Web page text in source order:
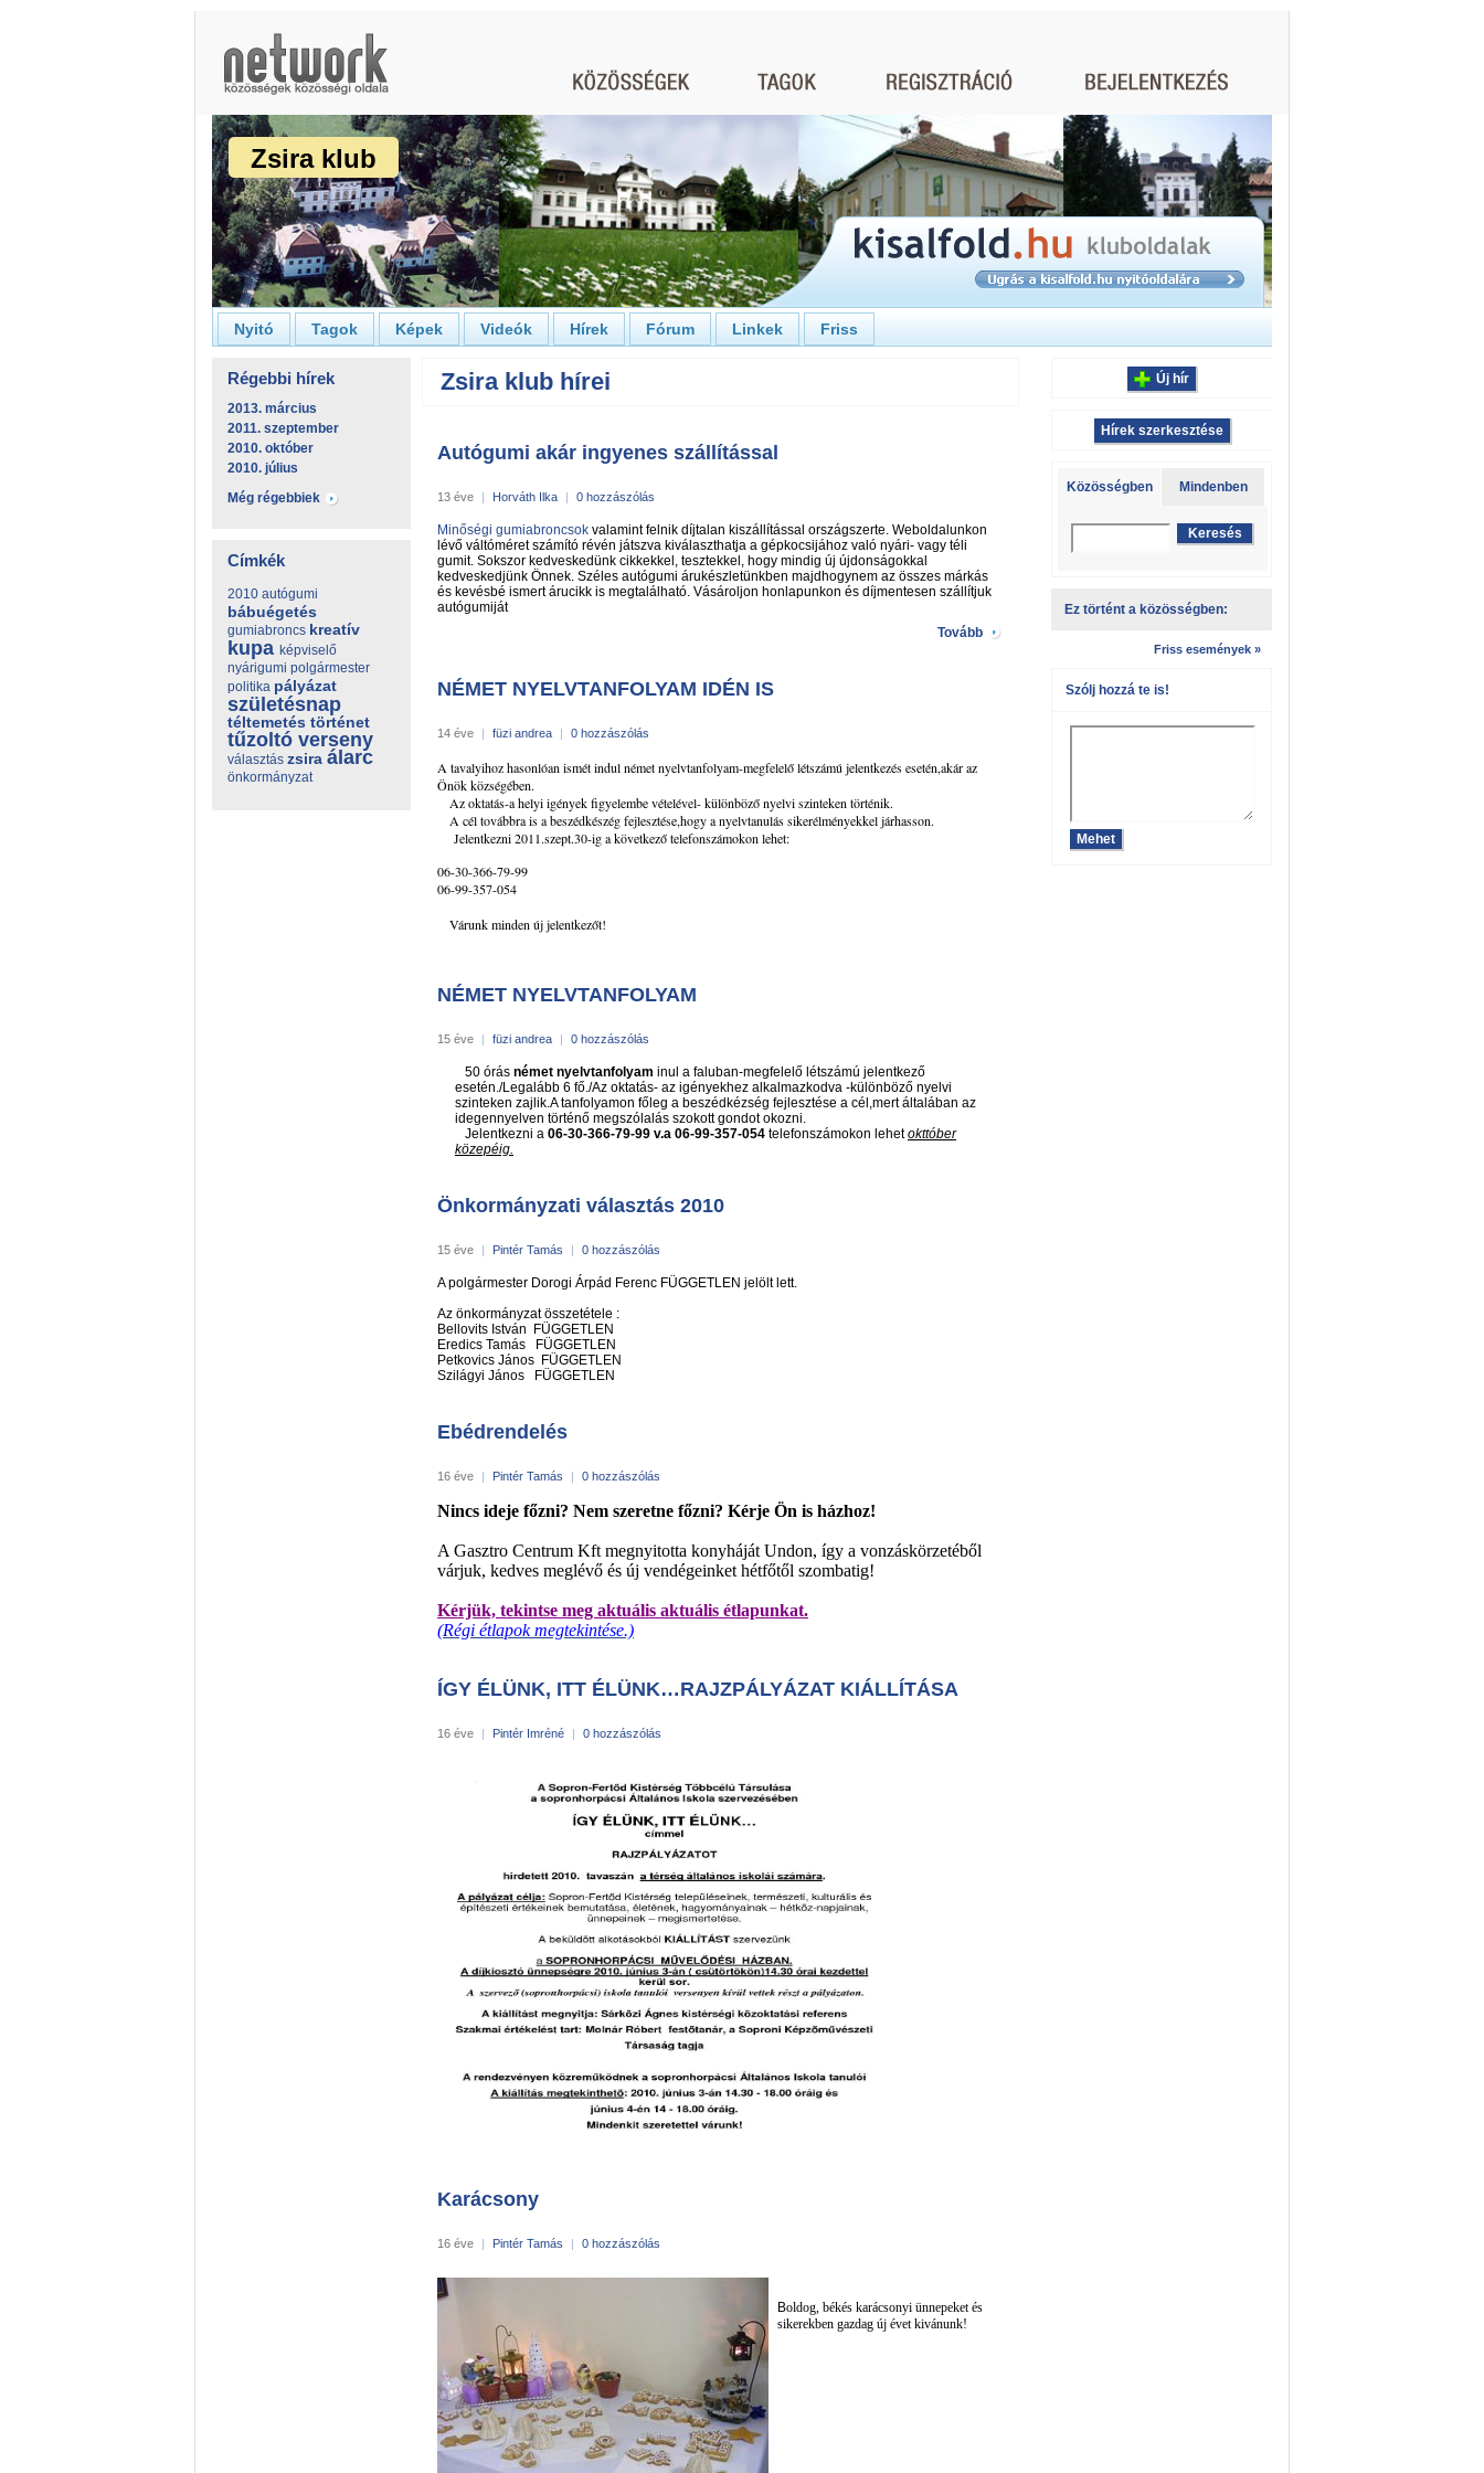
Zsira klub
Nyitó Tagok Képek Videók Hírek Fórum Linkek Friss
Régebbi hírek
2013. március
2011. szeptember
2010. október
2010. július
Még régebbiek
Címkék
2010 autógumi
bábuégetés
gumiabroncs kreatív
kupa képviselő
nyárigumi polgármester
politika pályázat
születésnap
téltemetés történet
tűzoltó verseny
választás zsira álarc
önkormányzat
Zsira klub hírei
Autógumi akár ingyenes szállítással
13 éve | Horváth Ilka | 0 hozzászólás
Minőségi gumiabroncsok valamint felnik díjtalan kiszállítással országszerte. Weboldalunkon
lévő váltóméret számító révén játszva kiválaszthatja a gépkocsijához való nyári- vagy téli
gumit. Sokszor kedveskedünk cikkekkel, tesztekkel, hogy mindig új újdonságokkal
kedveskedjünk Önnek. Széles autógumi árukészletünkben majdhogynem az összes márkás
és kevésbé ismert árucikk is megtalálható. Vásároljon honlapunkon és díjmentesen szállítjuk
autógumiját
Tovább
NÉMET NYELVTANFOLYAM IDÉN IS
14 éve | füzi andrea | 0 hozzászólás
A tavalyihoz hasonlóan ismét indul német nyelvtanfolyam-megfelelő létszámú jelentkezés esetén,akár az
Önök községében.
Az oktatás-a helyi igények figyelembe vételével- különböző nyelvi szinteken történik.
A cél továbbra is a beszédkészég fejlesztése,hogy a nyelvtanulás sikerélményekkel járhasson.
Jelentkezni 2011.szept.30-ig a következő telefonszámokon lehet:
06-30-366-79-99
06-99-357-054
Várunk minden új jelentkezőt!
NÉMET NYELVTANFOLYAM
15 éve | füzi andrea | 0 hozzászólás
50 órás német nyelvtanfolyam inul a faluban-megfelelő létszámú jelentkező
esetén./Legalább 6 fő./Az oktatás- az igényekhez alkalmazkodva -különböző nyelvi
szinteken zajlik.A tanfolyamon főleg a beszédkézség fejlesztése a cél,mert általában az
idegennyelven történő megszólalás szokott gondot okozni.
Jelentkezni a 06-30-366-79-99 v.a 06-99-357-054 telefonszámokon lehetokttóber
közepéig.
Önkormányzati választás 2010
15 éve | Pintér Tamás | 0 hozzászólás
A polgármester Dorogi Árpád Ferenc FÜGGETLEN jelölt lett.
Az önkormányzat összetétele :
Bellovits István FÜGGETLEN
Eredics Tamás FÜGGETLEN
Petkovics János FÜGGETLEN
Szilágyi János FÜGGETLEN
Ebédrendelés
16 éve | Pintér Tamás | 0 hozzászólás
Nincs ideje főzni? Nem szeretne főzni? Kérje Ön is házhoz!
A Gasztro Centrum Kft megnyitotta konyháját Undon, így a vonzáskörzetéből
várjuk, kedves meglévő és új vendégeinket hétfőtől szombatig!
Kérjük, tekintse meg aktuális aktuális étlapunkat.
(Régi étlapok megtekintése.)
ÍGY ÉLÜNK, ITT ÉLÜNK…RAJZPÁLYÁZAT KIÁLLÍTÁSA
16 éve | Pintér Imréné | 0 hozzászólás
Karácsony
16 éve | Pintér Tamás | 0 hozzászólás
Boldog, békés karácsonyi ünnepeket és
sikerekben gazdag új évet kivánunk!
Új hír
Hírek szerkesztése
Közösségben Mindenben
Ez történt a közösségben:
Friss események »
Szólj hozzá te is!